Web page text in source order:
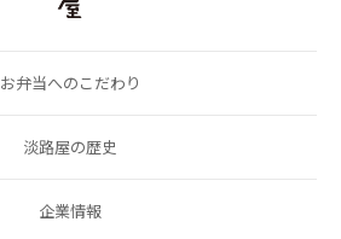
お弁当へのこだわり
淡路屋の歴史
企業情報